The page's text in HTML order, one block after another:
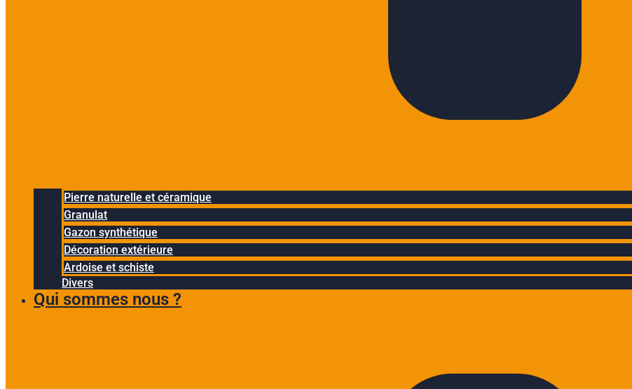
Pierre naturelle et céramique
Granulat
Gazon synthétique
Décoration extérieure
Ardoise et schiste
Divers
Qui sommes nous ?